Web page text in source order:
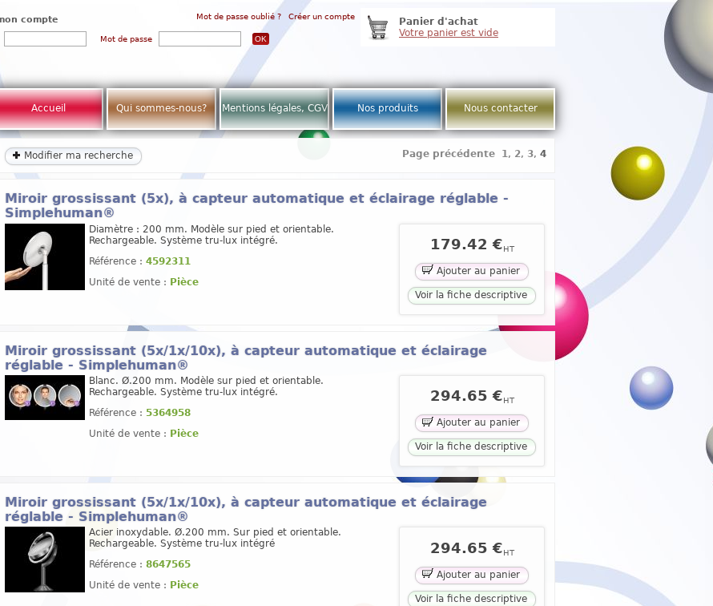
compte Mot de passe oublié ? Créer un compte
Mot de passe
Panier d'achat
Votre panier est vide
Accueil Qui sommes-nous? Mentions légales, CGV Nos produits Nous contacter
Modifier ma recherche Page précédente 1, 2, 3,4
Miroir grossissant (5x), à capteur automatique et éclairage réglable -
Simplehuman®
Diamètre : 200 mm. Modèle sur pied et orientable.
Rechargeable. Système tru-lux intégré.
Référence : 4592311
Unité de vente : Pièce
179.42 € HT
Ajouter au panier
Voir la fiche descriptive
Miroir grossissant (5x/1x/10x), à capteur automatique et éclairage
réglable - Simplehuman®
Blanc. Ø.200 mm. Modèle sur pied et orientable.
Rechargeable. Système tru-lux intégré.
Référence : 5364958
Unité de vente : Pièce
294.65 € HT
Ajouter au panier
Voir la fiche descriptive
Miroir grossissant (5x/1x/10x), à capteur automatique et éclairage
réglable - Simplehuman®
Acier inoxydable. Ø.200 mm. Sur pied et orientable.
Rechargeable. Système tru-lux intégré
Référence : 8647565
Unité de vente : Pièce
294.65 €HT
Ajouter au panier
Voir la fiche descriptive